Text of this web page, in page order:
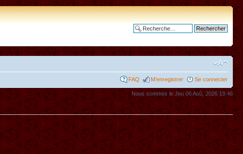
FAQ M’enregistrer Se connecter
Nous sommes le Jeu 06 Aoû, 2026 19:46